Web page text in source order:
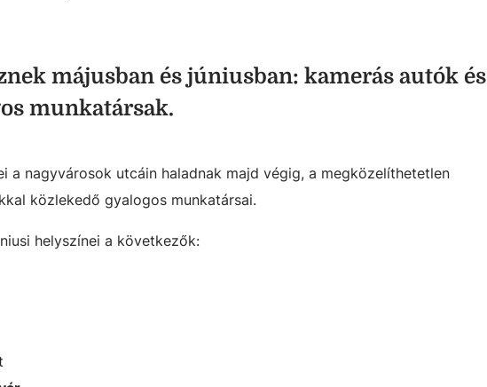
májusban és júniusban: kamerás autók és
munkatársak.
a nagyvárosok utcáin haladnak majd végig, a megközelíthetetlen
közlekedő gyalogos munkatársai.
helyszínei a következők: